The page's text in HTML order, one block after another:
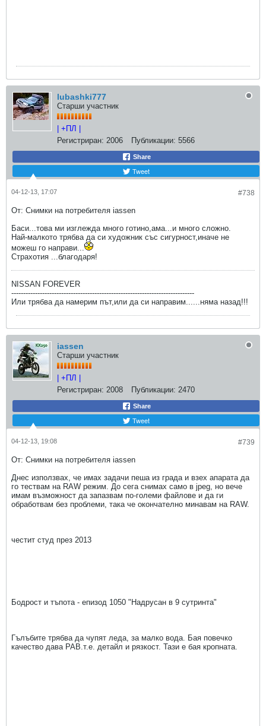
lubashki777
Старши участник
| +ПЛ |
Регистриран: 2006 Публикации: 5566
Share
Tweet
#738
04-12-13, 17:07
От: Снимки на потребителя iassen
Баси...това ми изглежда много готино,ама...и много сложно.
Най-малкото трябва да си художник със сигурност,иначе не
можеш го направи...
Страхотия ...благодаря!
NISSAN FOREVER
-----------------------------------------------------------------------------
Или трябва да намерим път,или да си направим......няма назад!!!
iassen
Старши участник
| +ПЛ |
Регистриран: 2008 Публикации: 2470
Share
Tweet
#739
04-12-13, 19:08
От: Снимки на потребителя iassen
Днес използвах, че имах задачи пеша из града и взех апарата да
го тествам на RAW режим. До сега снимах само в jpeg, но вече
имам възможност да запазвам по-големи файлове и да ги
обработвам без проблеми, така че окончателно минавам на RAW.
честит студ през 2013
Бодрост и тъпота - епизод 1050 "Надрусан в 9 сутринта"
Гълъбите трябва да чупят леда, за малко вода. Бая повечко
качество дава РАВ.т.е. детайл и рязкост. Тази е бая кропната.